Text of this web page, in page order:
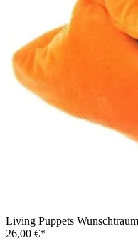
Living Puppets
26,00 €*